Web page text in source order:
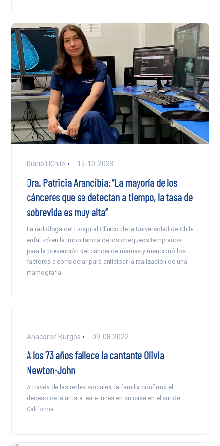
Diario UChile 16-10-2023
Dra. Patricia Arancibia: “La mayoría de los
cánceres que se detectan a tiempo, la tasa de
sobrevida es muy alta”
La radióloga del Hospital Clínico de la Universidad de Chile
enfatizó en la importancia de los chequeos tempranos
para la prevención del cáncer de mamas y mencionó los
factores a considerar para anticipar la realización de una
mamografía.
Anacaren Burgos 09-08-2022
A los 73 años fallece la cantante Olivia
Newton-John
A través de las redes sociales, la familia confirmó el
deceso de la artista, este lunes en su casa en el sur de
California.